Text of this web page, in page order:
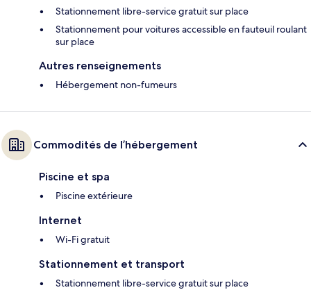
Stationnement libre-service gratuit sur place
Stationnement pour voitures accessible en fauteuil roulant
sur place
Autres renseignements
Hébergement non-fumeurs
Commodités de l’hébergement
Piscine et spa
Piscine extérieure
Internet
Wi-Fi gratuit
Stationnement et transport
Stationnement libre-service gratuit sur place